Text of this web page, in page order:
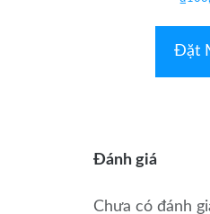
xếp
5
sao
Đặt
Đánh giá
Chưa có đánh